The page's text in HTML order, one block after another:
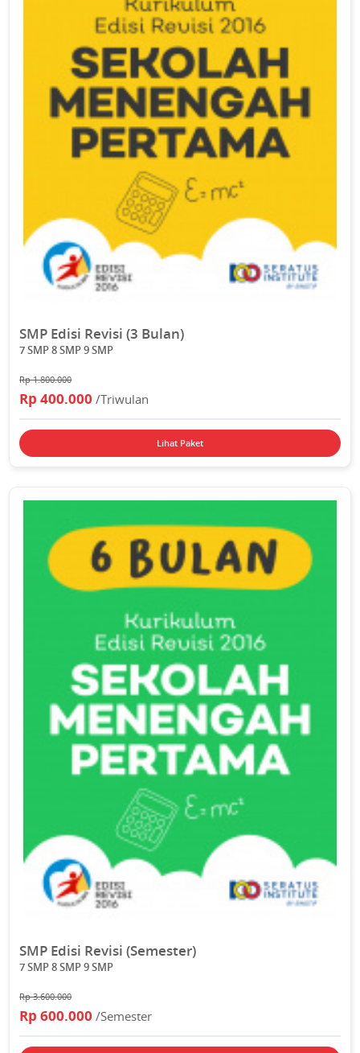
SMP Edisi Revisi (3 Bulan)
7 SMP 8 SMP 9 SMP
Rp 1.800.000
Rp 400.000/Triwulan
Lihat Paket
SMP Edisi Revisi (Semester)
7 SMP 8 SMP 9 SMP
Rp 3.600.000
Rp 600.000/Semester